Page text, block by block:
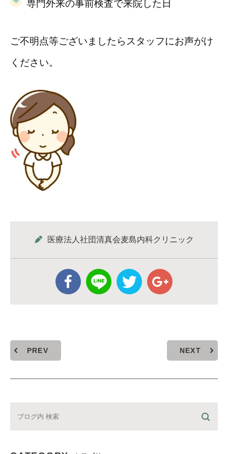
専門外来の事前検査で来院した日
ご不明点等ございましたらスタッフにお声がけ
ください。
医療法人社団清真会麦島内科クリニック
PREV NEXT